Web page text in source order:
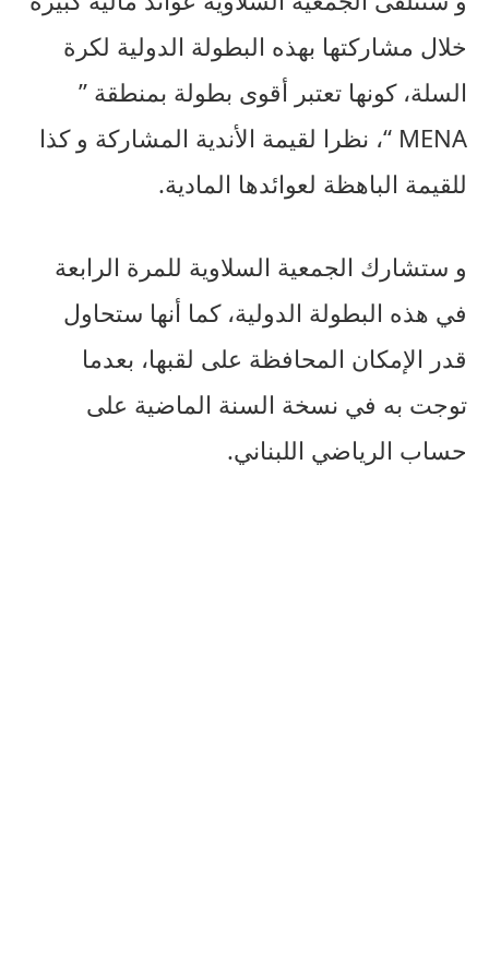
خلال مشاركتها بهذه البطولة الدولية لكرة
السلة، كونها تعتبر أقوى بطولة بمنطقة ”
MENA “، نظرا لقيمة الأندية المشاركة و كذا
للقيمة الباهظة لعوائدها المادية.
و ستشارك الجمعية السلاوية للمرة الرابعة
في هذه البطولة الدولية، كما أنها ستحاول
قدر الإمكان المحافظة على لقبها، بعدما
توجت به في نسخة السنة الماضية على
حساب الرياضي اللبناني.